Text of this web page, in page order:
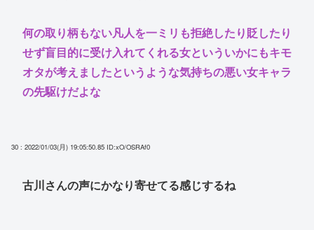
何の取り柄もない凡人を一ミリも拒絶したり貶したり
せず盲目的に受け入れてくれる女といういかにもキモ
オタが考えましたというような気持ちの悪い女キャラ
の先駆けだよな
30 : 2022/01/03(月) 19:05:50.85 ID:xO/OSRAf0
古川さんの声にかなり寄せてる感じするね